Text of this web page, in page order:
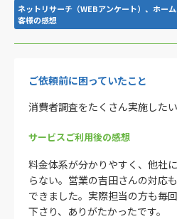
ネットリサーチ（WEBアンケート）、ホー
客様の感想
ご依頼前に困っていたこと
消費者調査をたくさん実施した
サービスご利用後の感想
料金体系が分かりやすく、他社
らない。営業の吉田さんの対応
できました。実際担当の方も毎
下さり、ありがたかったです。